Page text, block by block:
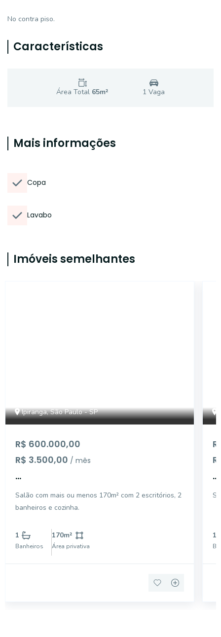
No contra piso.
Características
Área Total 65m² 1 Vaga
Mais informações
Copa
Lavabo
Imóveis semelhantes
Ipiranga, São Paulo - SP
R$ 600.000,00
R$ 3.500,00 / mês
...
Salão com mais ou menos 170m² com 2 escritórios, 2
banheiros e cozinha.
1
Banheiros
170m²
Área privativa
...
1